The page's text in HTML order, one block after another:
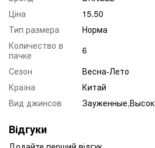
Ціна
15.50
Тип размера
Норма
Количество в
пачке
6
Сезон
Весна-Лето
Країна
Китай
Вид джинсов
Відгуки